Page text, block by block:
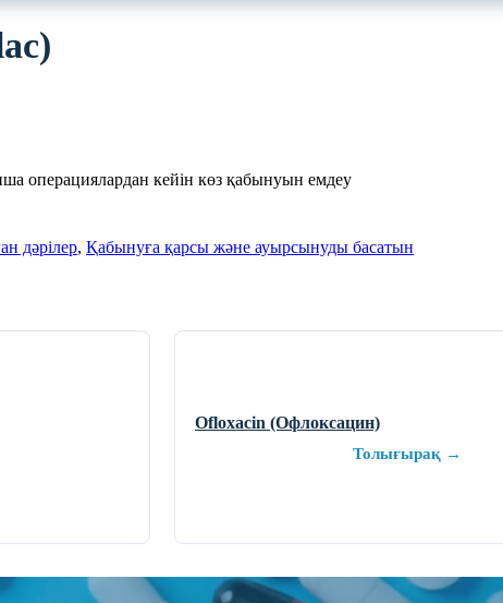
операциялардан кейін көз қабынуын емдеу
дәрілер, Қабынуға қарсы және ауырсынуды басатын
Ofloxacin (Офлоксацин)
Толығырақ →